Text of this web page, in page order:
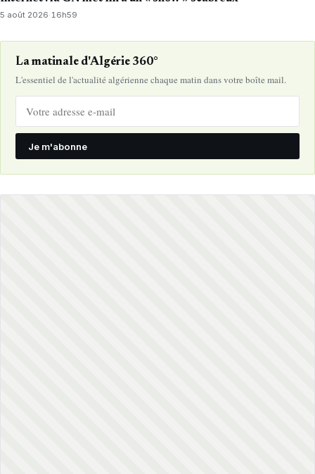
5 août 2026· 16h59
La matinale d'Algérie 360°
L'essentiel de l'actualité algérienne chaque matin dans votre boîte mail.
Je m'abonne